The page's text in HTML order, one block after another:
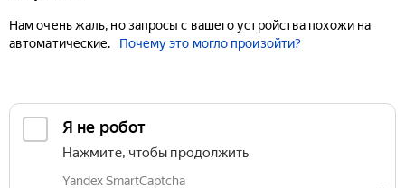
Нам очень жаль, но запросы с вашего устройства похожи на
автоматические.
Почему это могло произойти?